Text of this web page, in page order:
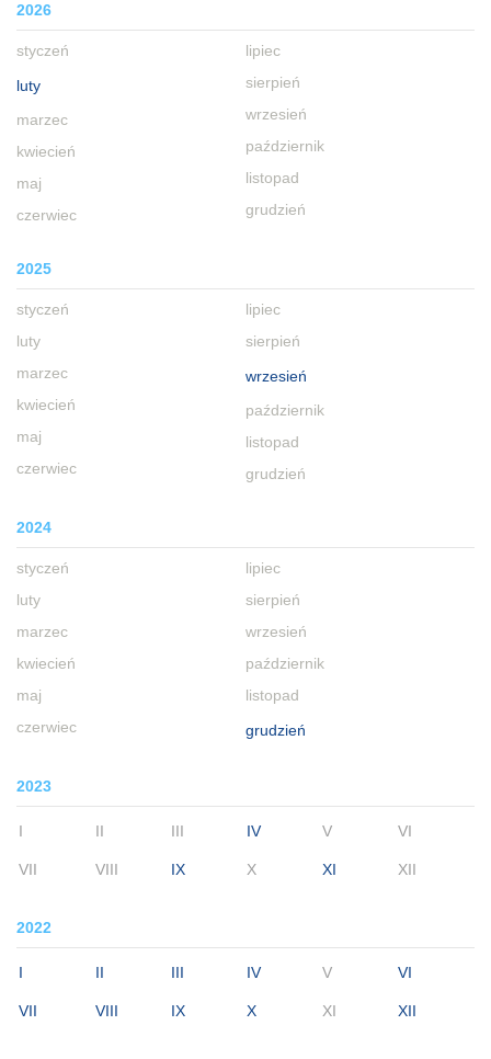
2026
styczeń
luty
marzec
kwiecień
maj
czerwiec
lipiec
sierpień
wrzesień
październik
listopad
grudzień
2025
styczeń
luty
marzec
kwiecień
maj
czerwiec
lipiec
sierpień
wrzesień
październik
listopad
grudzień
2024
styczeń
luty
marzec
kwiecień
maj
czerwiec
lipiec
sierpień
wrzesień
październik
listopad
grudzień
2023
I II III IV V VI
VII VIII IX X XI XII
2022
I II III IV V VI
VII VIII IX X XI XII